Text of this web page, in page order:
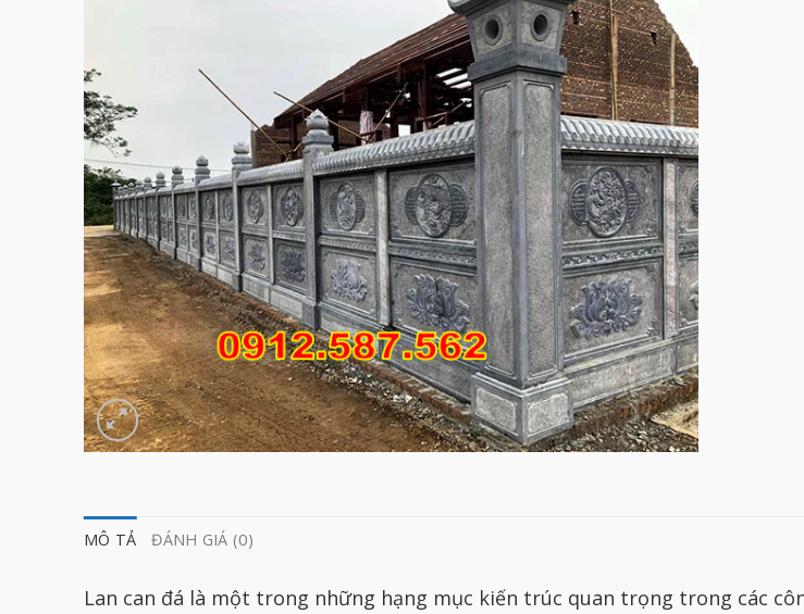
MÔ TẢ ĐÁNH GIÁ (0)
Lan can đá là một trong những hạng mục kiến trúc quan trọng trong các